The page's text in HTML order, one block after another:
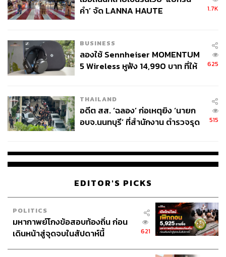
เตือน! อย่าซ้ำรอยวิกฤต ‘ลอยตัวค่าเงินบาท’ ปี
ดร.ยรรยงยังเปรียบเทียบการตรึงราคาน้ำมันกับ ‘วิกฤต
เศรษฐกิจปี 2540’ ที่ไทยพยายามตรึงค่าเงินบาทอย่างหนัก
คำ’ จัด LANNA HAUTE
1.7K
BUSINESS
ลองใช้ Sennheiser MOMENTUM
5 Wireless หูฟัง 14,990 บาท ที่ให้
625
THAILAND
อดีต สส. ‘ฉลอง’ ก่อเหตุยิง ‘นายก
อบจ.นนทบุรี’ ที่สำนักงาน ตำรวจรุด
515
EDITOR'S PICKS
POLITICS
มหากาพย์โกงข้อสอบท้องถิ่น ก่อน
เดินหน้าสู่จุดจบในสัปดาห์นี้
621